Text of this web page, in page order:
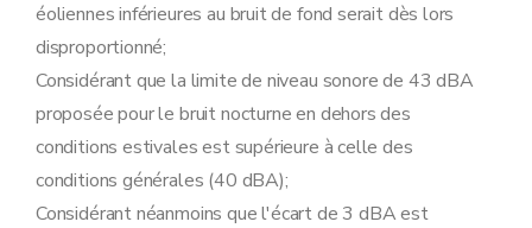
éoliennes inférieures au bruit de fond serait dès lors
disproportionné;
Considérant que la limite de niveau sonore de 43 dBA
proposée pour le bruit nocturne en dehors des
conditions estivales est supérieure à celle des
conditions générales (40 dBA);
Considérant néanmoins que l'écart de 3 dBA est